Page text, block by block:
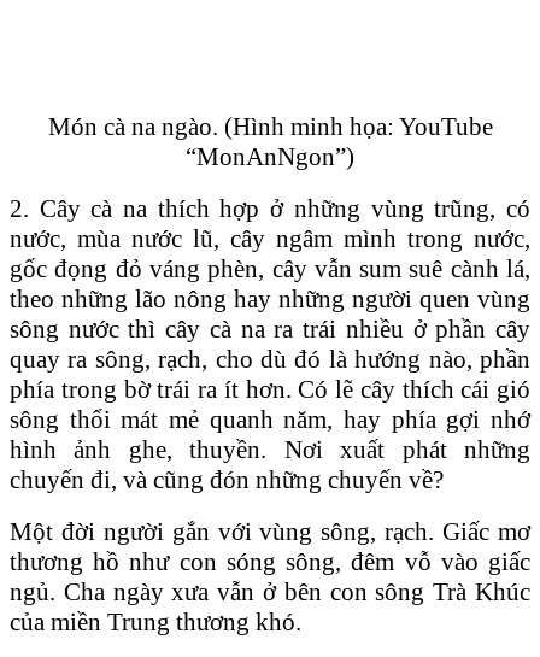
Món cà na ngào. (Hình minh họa: YouTube
“MonAnNgon”)
2. Cây cà na thích hợp ở những vùng trũng, có
nước, mùa nước lũ, cây ngâm mình trong nước,
gốc đọng đỏ váng phèn, cây vẫn sum suê cành lá,
theo những lão nông hay những người quen vùng
sông nước thì cây cà na ra trái nhiều ở phần cây
quay ra sông, rạch, cho dù đó là hướng nào, phần
phía trong bờ trái ra ít hơn. Có lẽ cây thích cái gió
sông thổi mát mẻ quanh năm, hay phía gợi nhớ
hình ảnh ghe, thuyền. Nơi xuất phát những
chuyến đi, và cũng đón những chuyến về?
Một đời người gắn với vùng sông, rạch. Giấc mơ
thương hồ như con sóng sông, đêm vỗ vào giấc
ngủ. Cha ngày xưa vẫn ở bên con sông Trà Khúc
của miền Trung thương khó.